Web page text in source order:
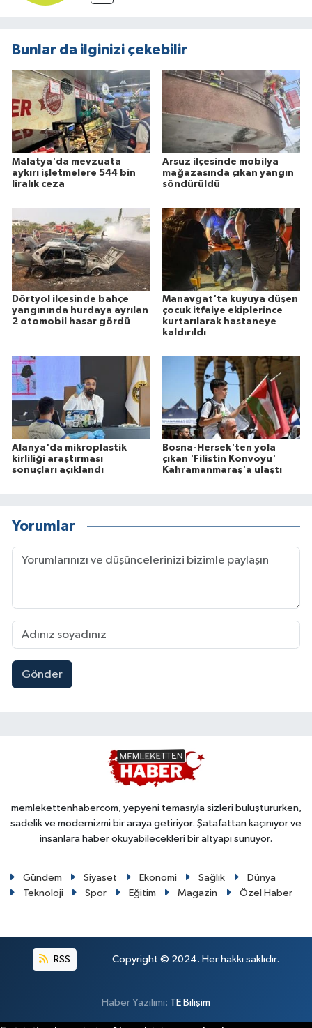
Bunlar da ilginizi çekebilir
Malatya'da mevzuata
aykırı işletmelere 544 bin
liralık ceza
Arsuz ilçesinde mobilya
mağazasında çıkan yangın
söndürüldü
Dörtyol ilçesinde bahçe
yangınında hurdaya ayrılan
2 otomobil hasar gördü
Manavgat'ta kuyuya düşen
çocuk itfaiye ekiplerince
kurtarılarak hastaneye
kaldırıldı
Alanya'da mikroplastik
kirliliği araştırması
sonuçları açıklandı
Bosna-Hersek'ten yola
çıkan 'Filistin Konvoyu'
Kahramanmaraş'a ulaştı
Yorumlar
Gönder
memlekettenhabercom, yepyeni temasıyla sizleri buluştururken,
sadelik ve modernizmi bir araya getiriyor. Şatafattan kaçınıyor ve
insanlara haber okuyabilecekleri bir altyapı sunuyor.
Gündem Siyaset Ekonomi Sağlık
Dünya
Teknoloji
Spor Eğitim Magazin Özel Haber
RSS Copyright © 2024. Her hakkı saklıdır.
Haber Yazılımı: TE Bilişim